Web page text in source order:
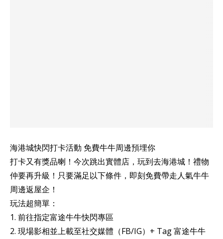
海港城快閃打卡活動 免費牛牛周邊預埋你
打卡又有獎品喇！今次跳出實體店，玩到去海港城！禮物
仲要再升級！只要滿足以下條件，即刻免費帶走人氣牛牛
周邊返屋企！
玩法超簡單：
1. 前往指定富途牛牛快閃專區
2. 現場影相並上載至社交媒體（FB/IG）+ Tag 富途牛牛